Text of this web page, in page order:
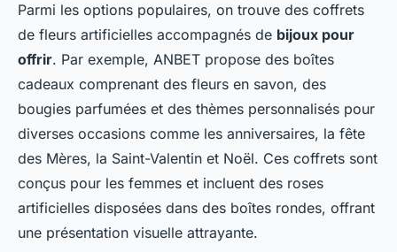
Parmi les options populaires, on trouve des coffrets
de fleurs artificielles accompagnés de bijoux pour
offrir. Par exemple, ANBET propose des boîtes
cadeaux comprenant des fleurs en savon, des
bougies parfumées et des thèmes personnalisés pour
diverses occasions comme les anniversaires, la fête
des Mères, la Saint-Valentin et Noël. Ces coffrets sont
conçus pour les femmes et incluent des roses
artificielles disposées dans des boîtes rondes, offrant
une présentation visuelle attrayante.